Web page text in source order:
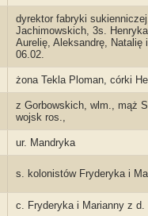
dyrektor fabryki
Jachimowskich, 3s.
Aurelię, Aleksandrę, Natalię
06.02.
żona Tekla Ploman, córki
z Gorbowskich, wlm., mąż
wojsk ros.,
ur. Mandryka
s. kolonistów Fryderyka i
c. Fryderyka i Marianny z d.